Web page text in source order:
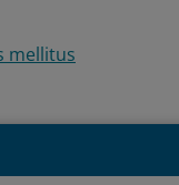
mellitus